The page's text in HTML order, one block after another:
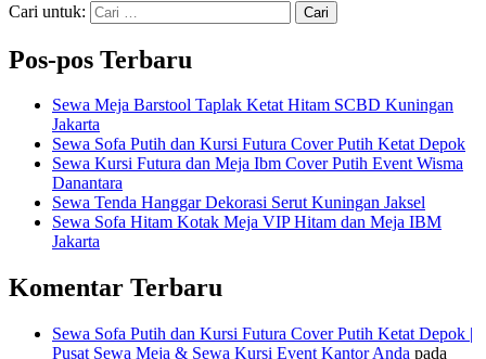
Cari untuk:
Pos-pos Terbaru
Sewa Meja Barstool Taplak Ketat Hitam SCBD Kuningan
Jakarta
Sewa Sofa Putih dan Kursi Futura Cover Putih Ketat Depok
Sewa Kursi Futura dan Meja Ibm Cover Putih Event Wisma
Danantara
Sewa Tenda Hanggar Dekorasi Serut Kuningan Jaksel
Sewa Sofa Hitam Kotak Meja VIP Hitam dan Meja IBM
Jakarta
Komentar Terbaru
Sewa Sofa Putih dan Kursi Futura Cover Putih Ketat Depok |
Pusat Sewa Meja & Sewa Kursi Event Kantor Anda pada